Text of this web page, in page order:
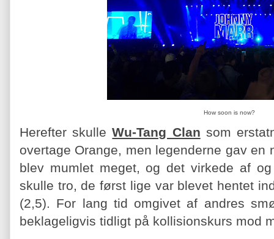
How soon is now?
Herefter skulleWu-Tang Clan som
overtage Orange, men legenderne gav
blev mumlet meget, og det virkede af
skulle tro, de først lige var blevet hentet
(2,5). For lang tid omgivet af andres
beklageligvis tidligt på kollisionskurs mod